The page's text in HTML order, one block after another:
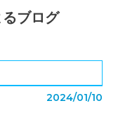
ブログ
2024/01/10